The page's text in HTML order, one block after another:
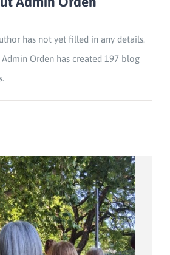
has not yet filled in any details.
Orden has created 197 blog